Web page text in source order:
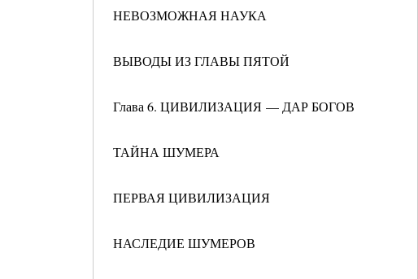
НЕВОЗМОЖНАЯ НАУКА
ВЫВОДЫ ИЗ ГЛАВЫ ПЯТОЙ
Глава 6. ЦИВИЛИЗАЦИЯ — ДАР БОГОВ
ТАЙНА ШУМЕРА
ПЕРВАЯ ЦИВИЛИЗАЦИЯ
НАСЛЕДИЕ ШУМЕРОВ